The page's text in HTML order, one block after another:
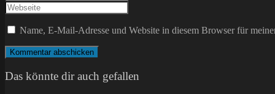
oder
Benutzernamen
zum
Kommentieren
ein
deine
E-
Mail-
Adresse
zum
Kommentieren
ein
Gib
deine
Website-
ein
(optional)
Name, E-Mail-Adresse und Website in diesem Browser für
Das könnte dir auch gefallen